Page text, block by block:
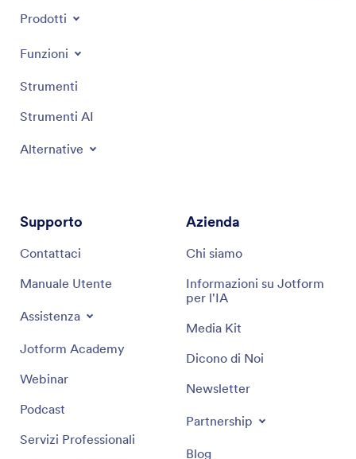
Prodotti
Funzioni
Strumenti
Strumenti AI
Alternative
Supporto
Contattaci
Manuale Utente
Assistenza
Jotform Academy
Webinar
Podcast
Servizi Professionali
Azienda
Chi siamo
Informazioni su Jotform
per l'IA
Media Kit
Dicono di Noi
Newsletter
Partnership
Blog